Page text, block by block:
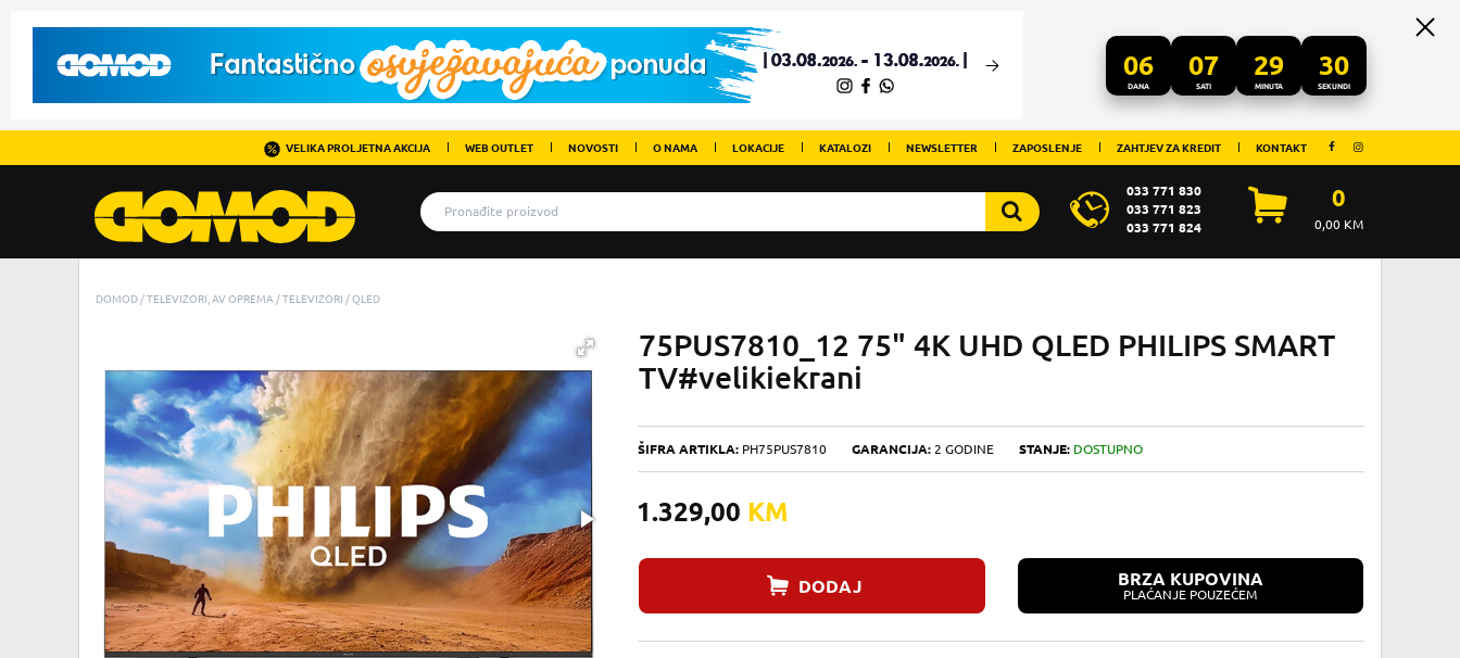
06
DANA
07
SATI
29
MINUTA
30
SEKUNDI
VELIKA PROLJETNA AKCIJA WEB OUTLET NOVOSTI O NAMA LOKACIJE KATALOZI NEWSLETTER ZAPOSLENJE ZAHTJEV ZA KREDIT KONTAKT
033 771 830
033 771 823
033 771 824
0
0,00KM
DOMOD TELEVIZORI, AV OPREMA TELEVIZORI QLED
75PUS7810_12 75" 4K UHD QLED PHILIPS SMART
TV#velikiekrani
ŠIFRA ARTIKLA: PH75PUS7810 GARANCIJA: 2 GODINE STANJE: DOSTUPNO
1.329,00 KM
DODAJ BRZA KUPOVINA
PLAĆANJE POUZEĆEM